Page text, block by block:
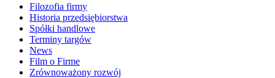
Filozofia firmy
Historia przedsiębiorstwa
Spółki handlowe
Terminy targów
News
Film o Firme
Zrównoważony rozwój